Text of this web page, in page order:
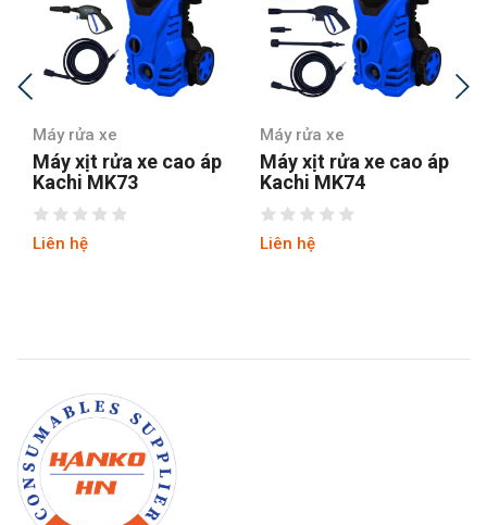
Máy rửa xe
Máy xịt rửa xe cao áp
Kachi MK73
Liên hệ
Máy rửa xe
Máy xịt rửa xe cao áp
Kachi MK74
Liên hệ